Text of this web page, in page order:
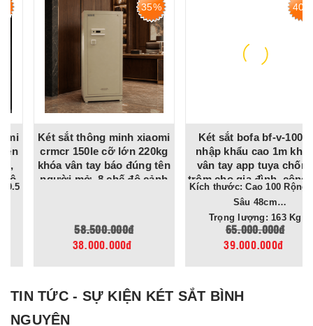
35%
Két sắt thông minh xiaomi
crmcr 150le cỡ lớn 220kg
khóa vân tay báo đúng tên
người mở, 8 chế độ cảnh
58.500.000đ
38.000.000đ
40%
Két sắt bofa bf-v-100bj
nhập khẩu cao 1m khóa
vân tay app tuya chống
trộm cho gia đình, công ty,
tiệm vàng
Kích thước: Cao 100 Rộng 54
Sâu 48cm
Trọng lượng: 163 Kg
65.000.000đ
39.000.000đ
TIN TỨC - SỰ KIỆN KÉT SẮT BÌNH
NGUYÊN